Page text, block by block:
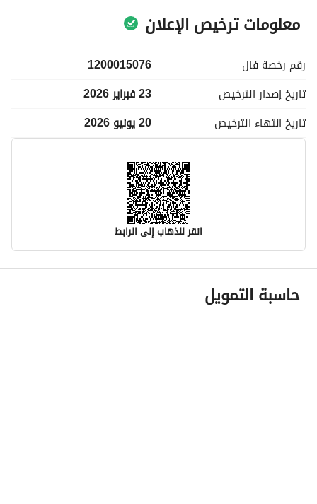
معلومات ترخيص الإعلان
رقم رخصة فال
1200015076
تاريخ إصدار الترخيص
23 فبراير 2026
تاريخ انتهاء الترخيص 20 يونيو 2026
انقر للذهاب إلى الرابط
معلومات مسؤول الإعلان
اسم المسؤول
حاسبة التمويل